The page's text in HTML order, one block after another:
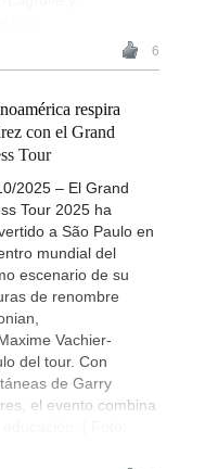
6
respira
con el Grand
Tour
2025 – El Grand
Tour 2025 ha
a São Paulo en
mundial del
escenario de su
de renombre
Vachier-
del tour. Con
de Garry
el evento combina